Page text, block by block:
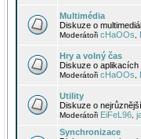
Multimédia
Diskuze o
Moderátoři cHaOOs
Hry a volný čas
Diskuze o
Moderátoři cHaOOs
Utility
Diskuze o
Moderátoři EiFeL96
Synchronizace